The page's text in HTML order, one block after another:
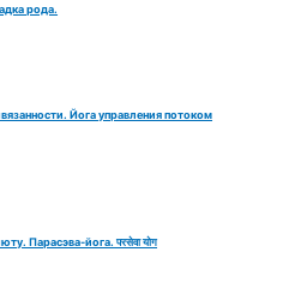
рода.
Йога управления потоком
Парасэва-йога. परसेवा योग